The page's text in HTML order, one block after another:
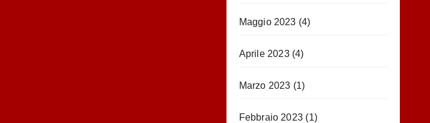
Maggio 2023 (4)
Aprile 2023(4)
Marzo 2023 (1)
Febbraio 2023 (1)